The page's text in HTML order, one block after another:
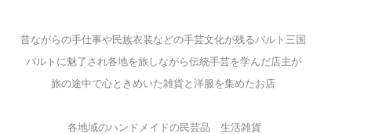
昔ながらの手仕事や民族衣装などの手芸文化が残るバルト三国
バルトに魅了され各地を旅しながら伝統手芸を学んだ店主が
旅の途中で心ときめいた雑貨と洋服を集めたお店
各地域のハンドメイドの民芸品 生活雑貨